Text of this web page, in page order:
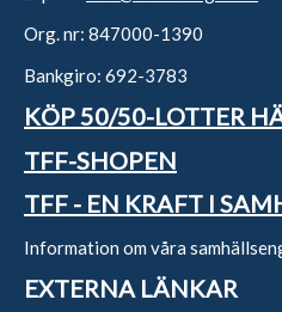
Org. nr: 847000-1390
Bankgiro: 692-3783
KÖP 50/50-LOTTER
TFF-SHOPEN
TFF - EN KRAFT I
Information om våra
EXTERNA LÄNKAR